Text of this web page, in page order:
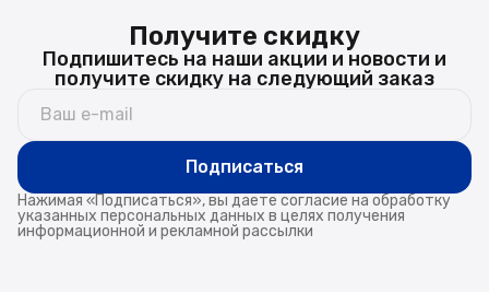
Получите скидку
Подпишитесь на наши акции и новости и
получите скидку на следующий заказ
Подписаться
Нажимая «Подписаться», вы даете согласие на обработку
указанных персональных данных в целях получения
информационной и рекламной рассылки